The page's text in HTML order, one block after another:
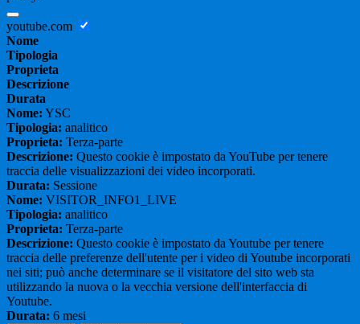
youtube.com
Nome
Tipologia
Proprieta
Descrizione
Durata
Nome: YSC
Tipologia: analitico
Proprieta: Terza-parte
Descrizione: Questo cookie è impostato da YouTube per tenere
traccia delle visualizzazioni dei video incorporati.
Durata: Sessione
Nome: VISITOR_INFO1_LIVE
Tipologia: analitico
Proprieta: Terza-parte
Descrizione: Questo cookie è impostato da Youtube per tenere
traccia delle preferenze dell'utente per i video di Youtube incorporati
nei siti; può anche determinare se il visitatore del sito web sta
utilizzando la nuova o la vecchia versione dell'interfaccia di
Youtube.
Durata: 6 mesi